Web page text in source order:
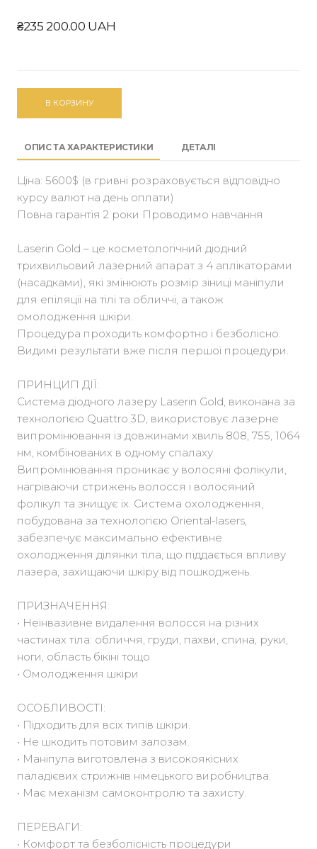
₴235 200.00 UAH
В КОРЗИНУ
ОПИС ТА ХАРАКТЕРИСТИКИ ДЕТАЛІ
Ціна: 5600$ (в гривні розраховується відповідно
курсу валют на день оплати)
Повна гарантія 2 роки Проводимо навчання
Laserin Gold – це косметологічний діодний
трихвильовий лазерний апарат з 4 аплікаторами
(насадками), які змінюють розмір зіниці маніпули
для епіляції на тілі та обличчі, а також
омолодження шкіри.
Процедура проходить комфортно і безболісно.
Видимі результати вже після першої процедури.
ПРИНЦИП ДІЇ:
Система діодного лазеру Laserin Gold, виконана за
технологією Quattro 3D, використовує лазерне
випромінювання із довжинами хвиль 808, 755, 1064
нм, комбінованих в одному спалаху.
Випромінювання проникає у волосяні фолікули,
нагріваючи стрижень волосся і волосяний
фолікул та знищує їх. Система охолодження,
побудована за технологією Oriental-lasers,
забезпечує максимально ефективне
охолодження ділянки тіла, що піддається впливу
лазера, захищаючи шкіру від пошкоджень.
ПРИЗНАЧЕННЯ:
• Неінвазивне видалення волосся на різних
частинах тіла: обличчя, груди, пахви, спина, руки,
ноги, область бікіні тощо
• Омолодження шкіри
ОСОБЛИВОСТІ:
• Підходить для всіх типів шкіри.
• Не шкодить потовим залозам.
• Маніпула виготовлена з високоякісних
паладієвих стрижнів німецького виробництва.
• Має механізм самоконтролю та захисту.
ПЕРЕВАГИ:
• Комфорт та безболісність процедури